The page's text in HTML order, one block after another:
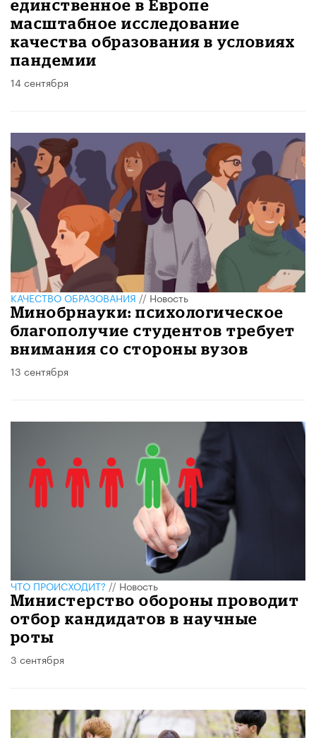
единственное в Европе
масштабное исследование
качества образования в условиях
пандемии
14 сентября
КАЧЕСТВО ОБРАЗОВАНИЯ//Новость
Минобрнауки: психологическое
благополучие студентов требует
внимания со стороны вузов
13 сентября
ЧТО ПРОИСХОДИТ?//Новость
Министерство обороны проводит
отбор кандидатов в научные
роты
3 сентября